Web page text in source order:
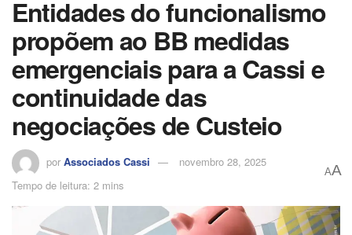
Entidades do funcionalismo
propõem ao BB medidas
emergenciais para a Cassi e
continuidade das
negociações de Custeio
por Associados Cassi
novembro 28, 2025
Tempo de leitura: 2 mins
AA